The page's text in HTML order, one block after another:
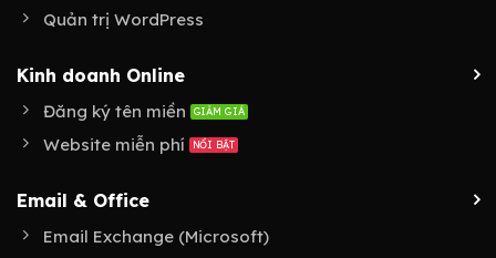
Quản trị WordPress
Kinh doanh Online
Đăng ký tên miền
Website miễn phí
Email & Office
Email Exchange (Microsoft)